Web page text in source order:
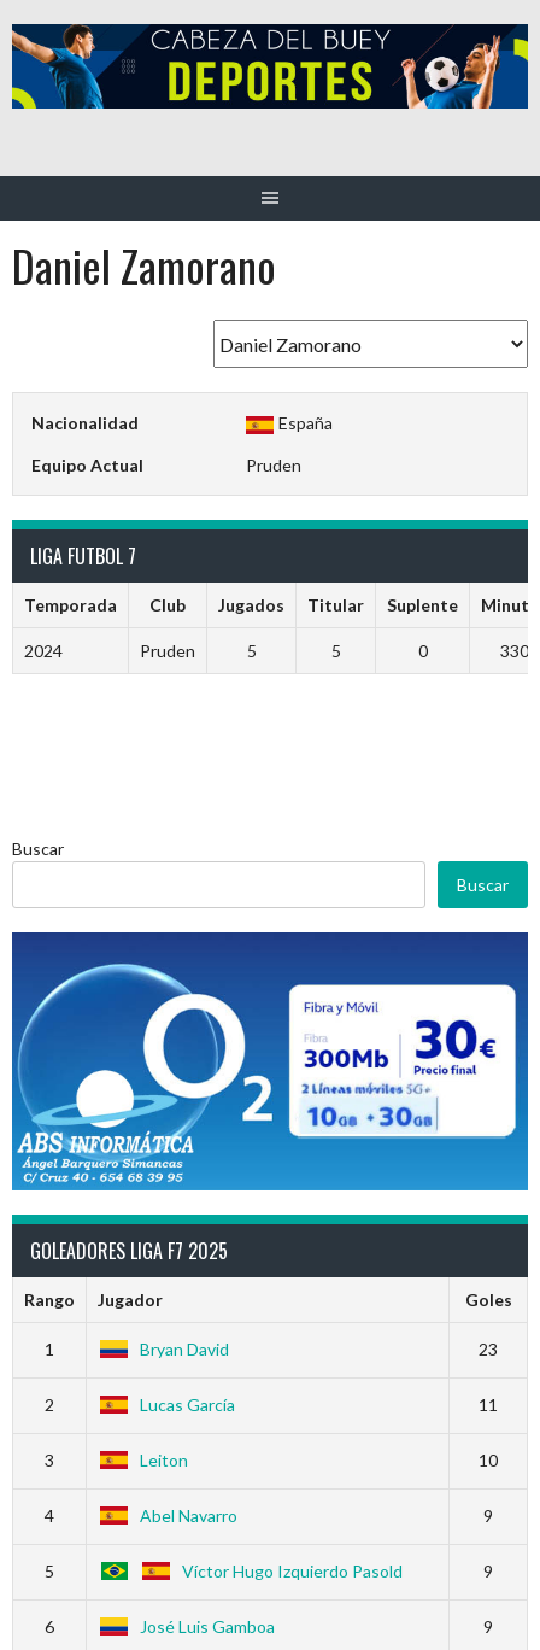
al
contenido
Daniel Zamorano
Nacionalidad España
Equipo Actual Pruden
LIGA FUTBOL 7
Temporada Club Jugados Titular Suplente
2024 Pruden 5 5 0 330
Buscar
Buscar
GOLEADORES LIGA F7 2025
Rango Jugador Goles
1 Bryan David 23
2 Lucas García 11
3 Leiton 10
4 Abel Navarro 9
5 Víctor Hugo Izquierdo Pasold 9
6 José Luis Gamboa 9